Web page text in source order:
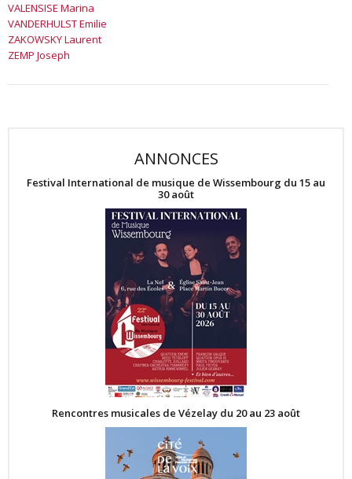
VALENSISE Marina
VANDERHULSTEmilie
ZAKOWSKYLaurent
ZEMP Joseph
ANNONCES
Festival International de musique de Wissembourg du 15 au
30 août
Rencontres musicales de Vézelay du 20 au 23 août